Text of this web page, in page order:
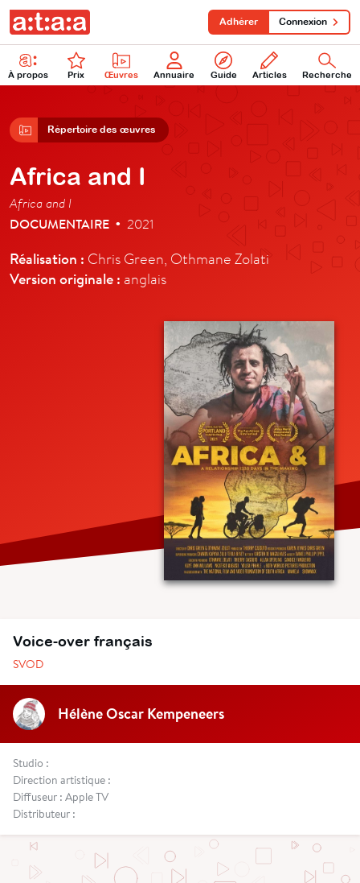
À propos Prix Œuvres Annuaire Guide Articles Recherche
Adhérer Connexion
Répertoire des œuvres
Africa and I
Africa and I
DOCUMENTAIRE • 2021
Réalisation : Chris Green, Othmane Zolati
Version originale : anglais
Voice-over français
SVOD
Hélène Oscar Kempeneers
Studio :
Direction artistique :
Diffuseur : Apple TV
Distributeur :